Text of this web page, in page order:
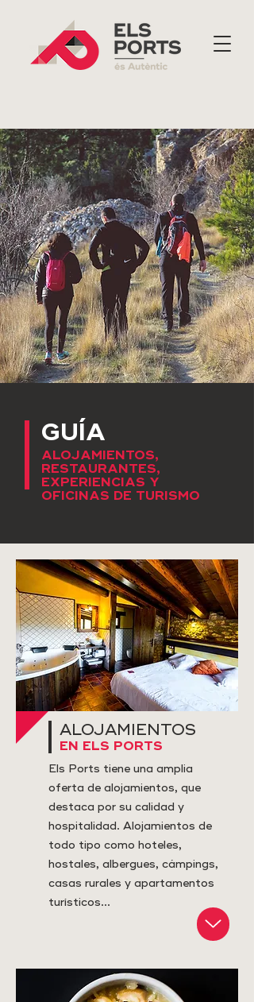
GUÍA
ALOJAMIENTOS,
RESTAURANTES,
EXPERIENCIAS Y
OFICINAS DE TURISMO
ALOJAMIENTOS
EN ELS PORTS
Els Ports tiene una amplia
oferta de alojamientos, que
destaca por su calidad y
hospitalidad. Alojamientos de
todo tipo como hoteles,
hostales, albergues, cámpings,
casas rurales y apartamentos
turísticos...